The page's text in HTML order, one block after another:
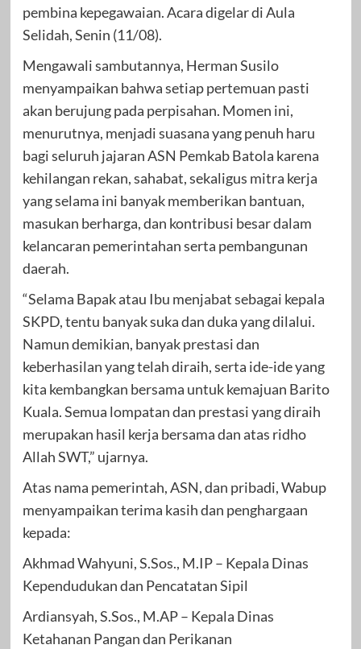
pembina kepegawaian. Acara digelar di Aula
Selidah, Senin (11/08).
Mengawali sambutannya, Herman Susilo
menyampaikan bahwa setiap pertemuan pasti
akan berujung pada perpisahan. Momen ini,
menurutnya, menjadi suasana yang penuh haru
bagi seluruh jajaran ASN Pemkab Batola karena
kehilangan rekan, sahabat, sekaligus mitra kerja
yang selama ini banyak memberikan bantuan,
masukan berharga, dan kontribusi besar dalam
kelancaran pemerintahan serta pembangunan
daerah.
“Selama Bapak atau Ibu menjabat sebagai kepala
SKPD, tentu banyak suka dan duka yang dilalui.
Namun demikian, banyak prestasi dan
keberhasilan yang telah diraih, serta ide-ide yang
kita kembangkan bersama untuk kemajuan Barito
Kuala. Semua lompatan dan prestasi yang diraih
merupakan hasil kerja bersama dan atas ridho
Allah SWT,” ujarnya.
Atas nama pemerintah, ASN, dan pribadi, Wabup
menyampaikan terima kasih dan penghargaan
kepada:
Akhmad Wahyuni, S.Sos., M.IP – Kepala Dinas
Kependudukan dan Pencatatan Sipil
Ardiansyah, S.Sos., M.AP – Kepala Dinas
Ketahanan Pangan dan Perikanan